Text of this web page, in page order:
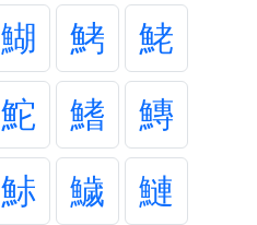
鰗 鮳
鮱
鮀 鰭
鱄
鮛 鱥
鰱